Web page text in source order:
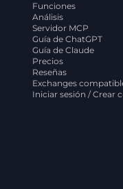
Funciones
Análisis
Servidor MCP
Guía de ChatGPT
Guía de Claude
Precios
Reseñas
Exchanges
Iniciar sesión / Crear